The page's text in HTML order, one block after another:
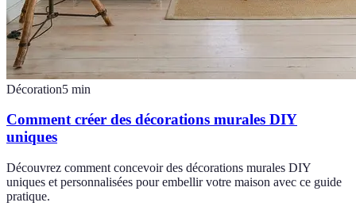
Décoration5 min
Comment créer des décorations murales DIY
uniques
Découvrez comment concevoir des décorations murales DIY
uniques et personnalisées pour embellir votre maison avec ce guide
pratique.